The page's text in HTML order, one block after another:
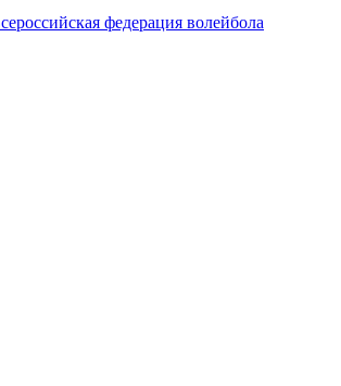
федерация волейбола